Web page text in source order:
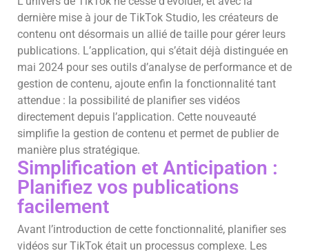
dernière mise à jour de TikTok Studio, les créateurs de
contenu ont désormais un allié de taille pour gérer leurs
publications. L’application, qui s’était déjà distinguée en
mai 2024 pour ses outils d’analyse de performance et de
gestion de contenu, ajoute enfin la fonctionnalité tant
attendue : la possibilité de planifier ses vidéos
directement depuis l’application. Cette nouveauté
simplifie la gestion de contenu et permet de publier de
manière plus stratégique.
Simplification et Anticipation :
Planifiez vos publications
facilement
Avant l’introduction de cette fonctionnalité, planifier ses
vidéos sur TikTok était un processus complexe. Les